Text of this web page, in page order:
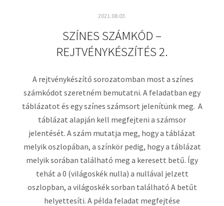
2021.08.03.
SZÍNES SZÁMKÓD –
REJTVÉNYKÉSZÍTÉS 2.
A rejtvénykészítő sorozatomban most a színes
számkódot szeretném bemutatni. A feladatban egy
táblázatot és egy színes számsort jelenítünk meg. A
táblázat alapján kell megfejteni a számsor
jelentését. A szám mutatja meg, hogy a táblázat
melyik oszlopában, a színkör pedig, hogy a táblázat
melyik sorában található meg a keresett betű. Így
tehát a 0 (világoskék nulla) a nullával jelzett
oszlopban, a világoskék sorban található A betűt
helyettesíti. A példa feladat megfejtése